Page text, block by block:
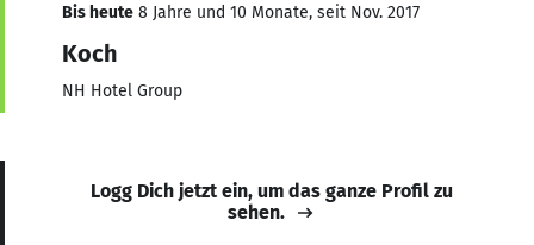
Bis heute 8 Jahre und 10 Monate, seit Nov. 2017
Koch
NH Hotel Group
Logg Dich jetzt ein, um das ganze Profil zu
sehen.